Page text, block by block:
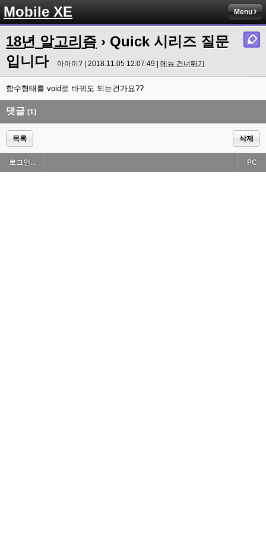
Mobile XE Menu
18년 알고리즘 › Quick 시리즈 질문
입니다
아아이? | 2018.11.05 12:07:49 | 메뉴 건너뛰기
함수형태를 void로 바꿔도 되는건가요??
댓글 [1]
목록 삭제
로그인... PC